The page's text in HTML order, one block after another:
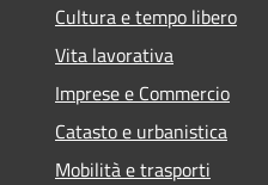
Cultura e tempo libero
Vita lavorativa
Imprese e Commercio
Catasto e urbanistica
Mobilità e trasporti